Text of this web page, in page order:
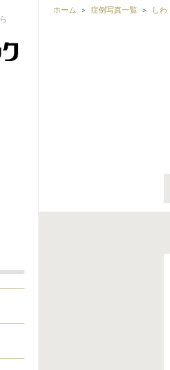
ホーム 症例写真一覧 しわ